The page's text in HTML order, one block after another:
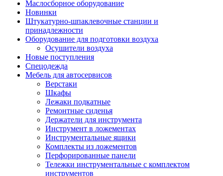
Маслосборное оборудование
Новинки
Штукатурно-шпаклевочные станции и
принадлежности
Оборудование для подготовки воздуха
Осушители воздуха
Новые поступления
Спецодежда
Мебель для автосервисов
Верстаки
Шкафы
Лежаки подкатные
Ремонтные сиденья
Держатели для инструмента
Инструмент в ложементах
Инструментальные ящики
Комплекты из ложементов
Перфорированные панели
Тележки инструментальные с комплектом
инструментов